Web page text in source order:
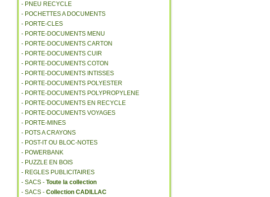
- PNEU RECYCLE
- POCHETTES A DOCUMENTS
- PORTE-CLES
- PORTE-DOCUMENTS MENU
- PORTE-DOCUMENTS CARTON
- PORTE-DOCUMENTS CUIR
- PORTE-DOCUMENTS COTON
- PORTE-DOCUMENTS INTISSES
- PORTE-DOCUMENTS POLYESTER
- PORTE-DOCUMENTS POLYPROPYLENE
- PORTE-DOCUMENTS EN RECYCLE
- PORTE-DOCUMENTS VOYAGES
- PORTE-MINES
- POTS A CRAYONS
- POST-IT OU BLOC-NOTES
- POWERBANK
- PUZZLE EN BOIS
- REGLES PUBLICITAIRES
- SACS - Toute la collection
- SACS - Collection CADILLAC